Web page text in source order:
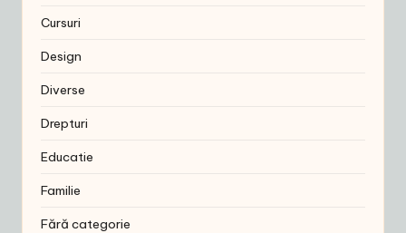
Cursuri
Design
Diverse
Drepturi
Educatie
Familie
Fără categorie